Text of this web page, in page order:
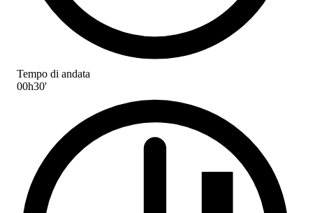
Tempo di andata
00h30'